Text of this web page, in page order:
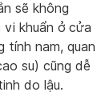
sẽ không
khuẩn ở cửa
tính nam, quan
su) cũng dễ
do lậu.